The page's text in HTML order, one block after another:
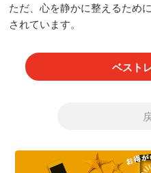
ただ、心を静かに整えるため
されています。
ベスト